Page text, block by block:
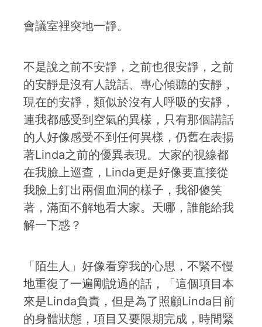
會議室裡突地一靜。
不是說之前不安靜，之前也很安靜，之前
的安靜是沒有人說話、專心傾聽的安靜，
現在的安靜，類似於沒有人呼吸的安靜，
連我都感受到空氣的異樣，只有那個講話
的人好像感受不到任何異樣，仍舊在表揚
著Linda之前的優異表現。大家的視線都
在我臉上巡查，Linda更是好像要直接從
我臉上釘出兩個血洞的樣子，我卻傻笑
著，滿面不解地看大家。天哪，誰能給我
解一下惑？
「陌生人」好像看穿我的心思，不緊不慢
地重復了一遍剛說過的話，「這個項目本
來是Linda負責，但是為了照顧Linda目前
的身體狀態，項目又要限期完成，時間緊